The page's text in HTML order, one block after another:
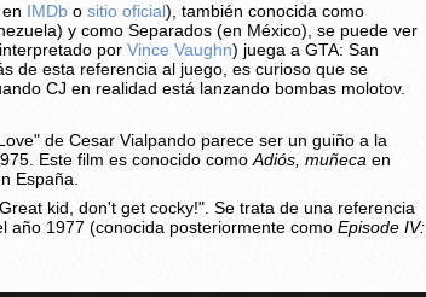
en IMDb o sitio oficial), también conocida como
y como Separados (en México), se puede ver
por Vince Vaughn) juega a GTA: San
de esta referencia al juego, es curioso que se
CJ en realidad está lanzando bombas molotov.
de Cesar Vialpando parece ser un guiño a la
Este film es conocido como Adiós, muñeca en
España.
kid, don't get cocky!". Se trata de una referencia
año 1977 (conocida posteriormente como Episode IV: